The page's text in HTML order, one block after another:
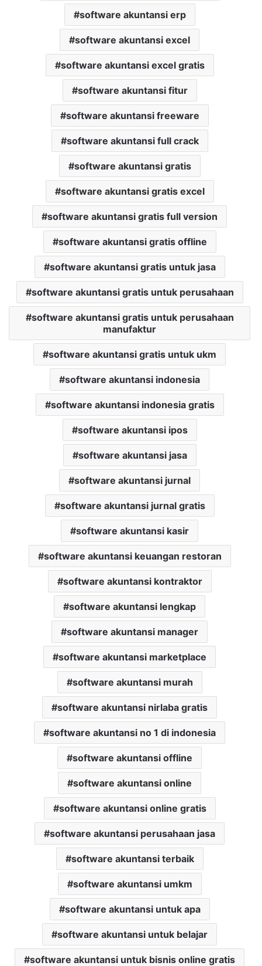
software akuntansi erp
software akuntansi excel
software akuntansi excel gratis
software akuntansi fitur
software akuntansi freeware
software akuntansi full crack
software akuntansi gratis
software akuntansi gratis excel
software akuntansi gratis full version
software akuntansi gratis offline
software akuntansi gratis untuk jasa
software akuntansi gratis untuk perusahaan
software akuntansi gratis untuk perusahaan
manufaktur
software akuntansi gratis untuk ukm
software akuntansi indonesia
software akuntansi indonesia gratis
software akuntansi ipos
software akuntansi jasa
software akuntansi jurnal
software akuntansi jurnal gratis
software akuntansi kasir
software akuntansi keuangan restoran
software akuntansi kontraktor
software akuntansi lengkap
software akuntansi manager
software akuntansi marketplace
software akuntansi murah
software akuntansi nirlaba gratis
software akuntansi no 1 di indonesia
software akuntansi offline
software akuntansi online
software akuntansi online gratis
software akuntansi perusahaan jasa
software akuntansi terbaik
software akuntansi umkm
software akuntansi untuk apa
software akuntansi untuk belajar
software akuntansi untuk bisnis online gratis